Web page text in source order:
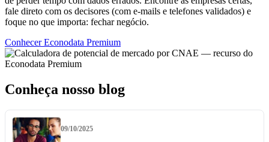
fale direto com os decisores (com e-mails e telefones validados) e
foque no que importa: fechar negócio.
Conhecer Econodata Premium
Conheça nosso blog
09/10/2025